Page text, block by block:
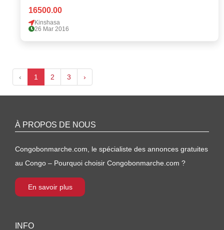
16500.00
Kinshasa
26 Mar 2016
‹ 1 2 3 ›
À PROPOS DE NOUS
Congobonmarche.com, le spécialiste des annonces gratuites
au Congo – Pourquoi choisir Congobonmarche.com ?
En savoir plus
INFO